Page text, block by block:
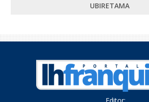
UBIRETAMA
Editor: